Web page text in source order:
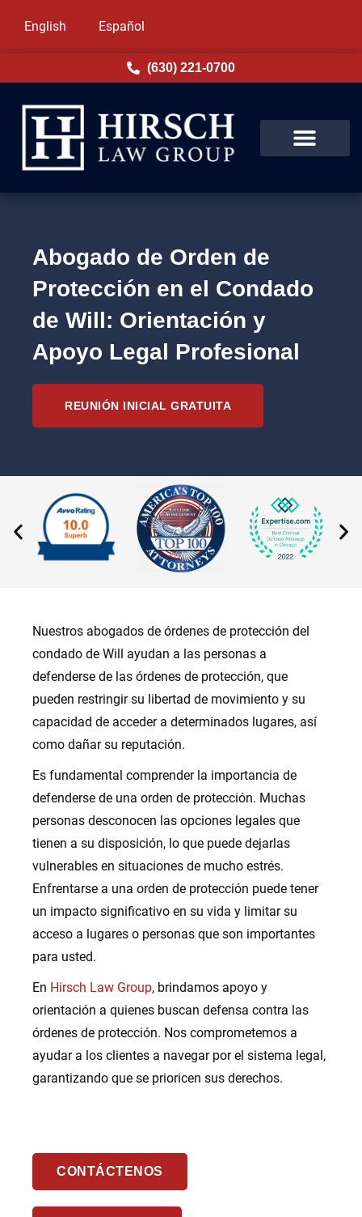
English Español
(630) 221-0700
Abogado de Orden de
Protección en el Condado
de Will: Orientación y
Apoyo Legal Profesional
REUNIÓN INICIAL GRATUITA
Nuestros abogados de órdenes de protección del
condado de Will ayudan a las personas a
defenderse de las órdenes de protección, que
pueden restringir su libertad de movimiento y su
capacidad de acceder a determinados lugares, así
como dañar su reputación.
Es fundamental comprender la importancia de
defenderse de una orden de protección. Muchas
personas desconocen las opciones legales que
tienen a su disposición, lo que puede dejarlas
vulnerables en situaciones de mucho estrés.
Enfrentarse a una orden de protección puede tener
un impacto significativo en su vida y limitar su
acceso a lugares o personas que son importantes
para usted.
En Hirsch Law Group, brindamos apoyo y
orientación a quienes buscan defensa contra las
órdenes de protección. Nos comprometemos a
ayudar a los clientes a navegar por el sistema legal,
garantizando que se prioricen sus derechos.
CONTÁCTENOS